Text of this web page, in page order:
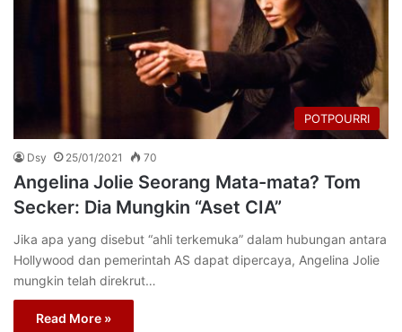
POTPOURRI
Dsy 25/01/2021 70
Angelina Jolie Seorang Mata-mata? Tom
Secker: Dia Mungkin “Aset CIA”
Jika apa yang disebut “ahli terkemuka” dalam hubungan antara
Hollywood dan pemerintah AS dapat dipercaya, Angelina Jolie
mungkin telah direkrut…
Read More »